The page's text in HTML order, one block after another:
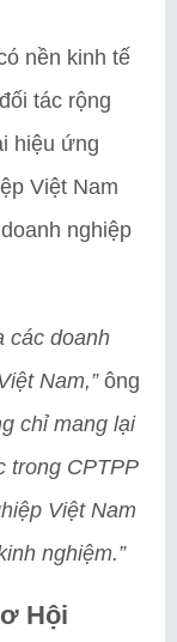
nền kinh tế
tác rộng
hiệu ứng
Việt Nam
nghiệp
các doanh
Nam,”ông
chỉ mang lại
trong CPTPP
Việt Nam
nghiệm.”
Hội